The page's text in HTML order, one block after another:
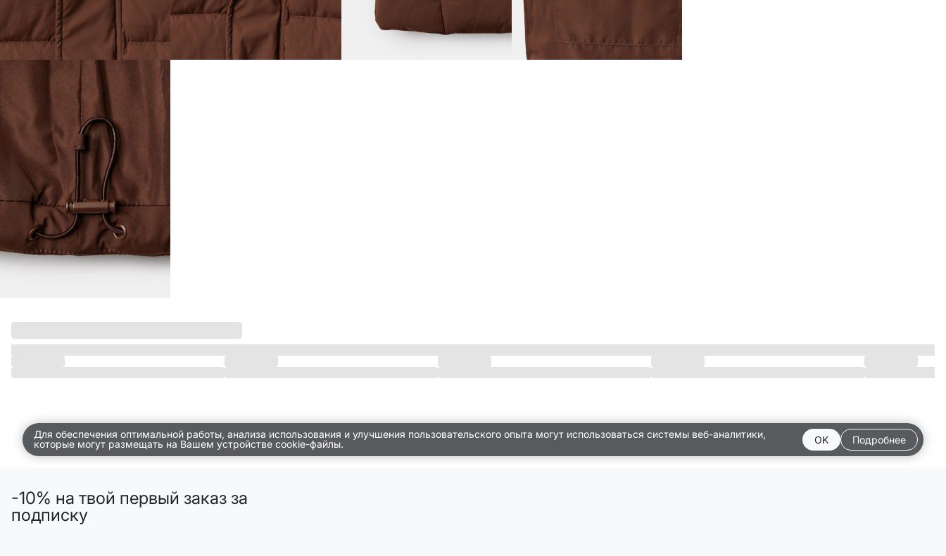
ВСЕЛЕННАЯ ВИГГЕ
СКОРО В ПРОДАЖЕ
РАСПРОДАЖА ДО -50%
ПОДАРОЧНЫЕ СЕРТИФИКАТЫ
магазины
доставка
инфо
Для обеспечения оптимальной работы, анализа использования и улучшения пользовательского опыта могут использоваться системы веб-аналитики,
которые могут размещать на Вашем устройстве cookie-файлы.
OK Подробнее
-10% на твой первый заказ за
подписку